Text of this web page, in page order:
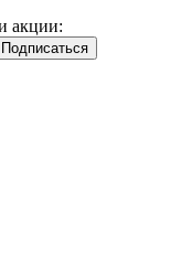
акции: